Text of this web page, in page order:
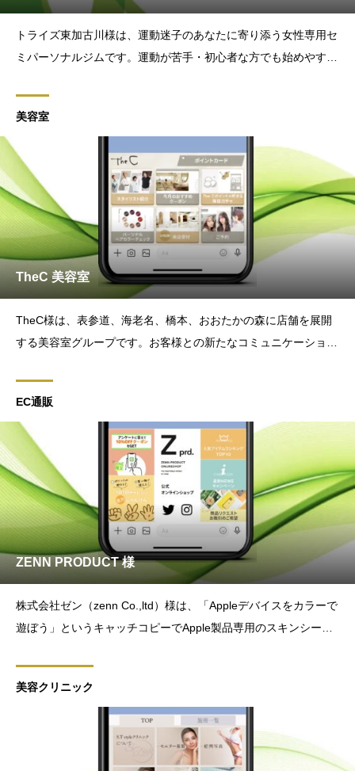
トライズ東加古川様は、運動迷子のあなたに寄り添う女性専用セ
ミパーソナルジムです。運動が苦手・初心者な方でも始めやすい
ウントの運用を始められました。LASIQでは、Lステップの
美容室
TheC 美容室
TheC様は、表参道、海老名、橋本、おおたかの森に店舗を展開
する美容室グループです。お客様との新たなコミュニケーション
当しました。SNSでもスタイルを発信する実力派
EC通販
ZENN PRODUCT 様
株式会社ゼン（zenn Co.,ltd）様は、「Appleデバイスをカラーで
遊ぼう」というキャッチコピーでApple製品専用のスキンシール
公式アカウント×Lステップの運用
美容クリニック